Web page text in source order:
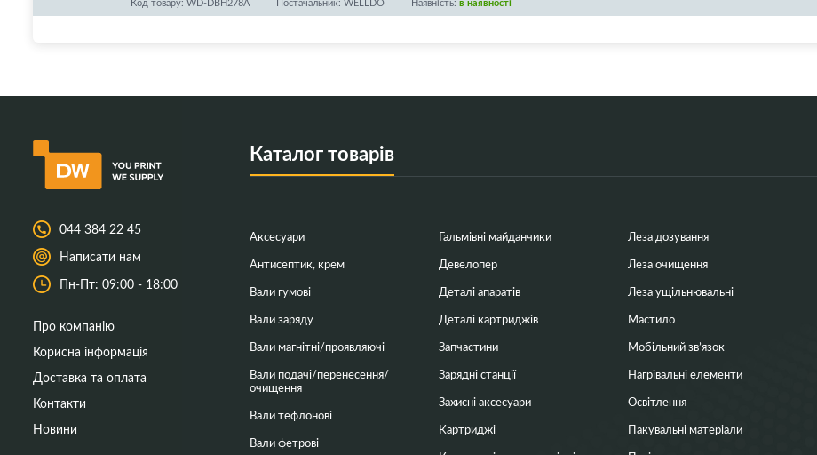
044 384 22 45
Написати нам
Пн-Пт: 09:00 - 18:00
Про компанію
Корисна інформація
Доставка та оплата
Контакти
Новини
Каталог товарів
Аксесуари
Антисептик, крем
Вали гумові
Вали заряду
Вали магнітні/проявляючі
Вали подачі/перенесення/
очищення
Вали тефлонові
Вали фетрові
Гальмівні майданчики
Девелопер
Деталі апаратів
Деталі картриджів
Запчастини
Зарядні станції
Захисні аксесуари
Картриджі
Леза дозування
Леза очищення
Леза ущільнювальні
Мастило
Мобільний зв’язок
Нагрівальні елементи
Освітлення
Пакувальні матеріали